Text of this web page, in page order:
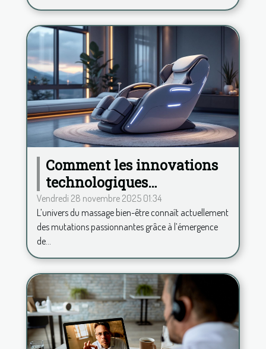
Comment les innovations
technologiques
transforment-elles le
secteur du massage bien-
être ?
Vendredi 28 novembre 2025 01:34
L’univers du massage bien-être connaît actuellement
des mutations passionnantes grâce à l’émergence
de...